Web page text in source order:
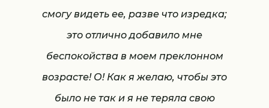
смогу видеть ее, разве что изредка;
это отлично добавило мне
беспокойства в моем преклонном
возрасте! О! Как я желаю, чтобы это
было не так и я не теряла свою